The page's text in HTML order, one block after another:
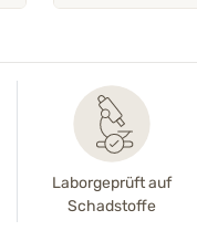
Laborgeprüft auf
Schadstoffe